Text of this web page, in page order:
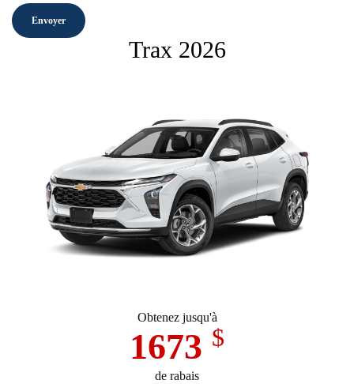
Trax 2026
Obtenez jusqu'à
1673 $
de rabais